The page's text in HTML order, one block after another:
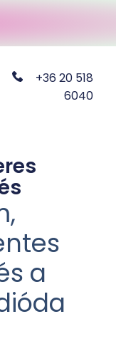
+36 20 518
6040
a